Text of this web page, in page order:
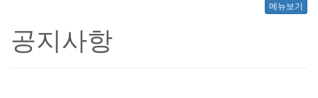
메뉴보기
공지사항